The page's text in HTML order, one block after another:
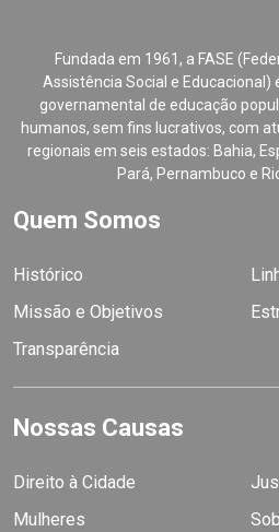
Fundada em 1961, a FASE
Assistência Social e Educacional)
governamental de educação
humanos, sem fins lucrativos, com
regionais em seis estados: Bahia,
Pará, Pernambuco e
Quem Somos
Histórico
Missão e Objetivos
Transparência
Nossas Causas
Direito à Cidade
Mulheres